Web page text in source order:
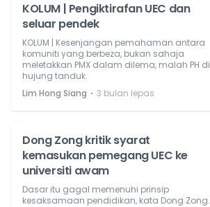
KOLUM | Pengiktirafan UEC dan
seluar pendek
KOLUM | Kesenjangan pemahaman antara
komuniti yang berbeza, bukan sahaja
meletakkan PMX dalam dilema, malah PH di
hujung tanduk.
Lim Hong Siang ⋅ 3 bulan lepas
Dong Zong kritik syarat
kemasukan pemegang UEC ke
universiti awam
Dasar itu gagal memenuhi prinsip
kesaksamaan pendidikan, kata Dong Zong.